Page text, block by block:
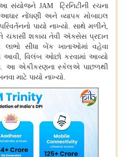
સંયોજને JAM
ટ્રિનિટીની રચના
નોંધણી અને વ્યાપક મોબાઇલ
પાયો નાખ્યો
સાથે મળીને,
શકાય તેવી ઍક્સેસ પ્રદાન
લાભો સીધા બેંક ખાતાઓમાં વહેવા
આવી, વિલંબ ઓછો કરવામાં આવ્યો
આ એકીકરણના સ્કેલએ પાછળથી
માટે પાયો નાખ્યો